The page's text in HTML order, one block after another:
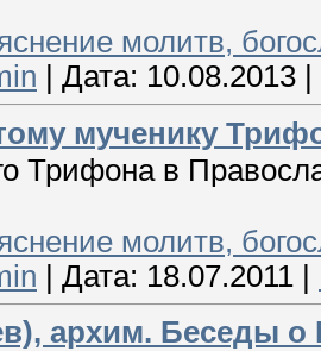
молитв,
Дата: 10.08.2013
мученику
Трифона в
молитв,
| Дата: 18.07.2011 |
архим. Беседы о